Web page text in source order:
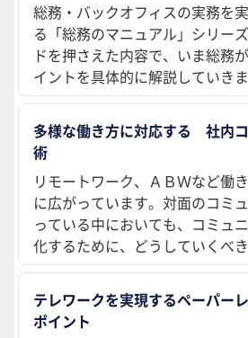
総務・バックオフィスの実務を
る「総務のマニュアル」シリー
ドを押さえた内容で、いま総務
イントを具体的に解説していきま
多様な働き方に対応する 社内
術
リモートワーク、ＡＢＷなど働
に広がっています。対面のコミ
っている中においても、コミュ
化するために、どうしていくべき
テレワークを実現するペーパー
ポイント